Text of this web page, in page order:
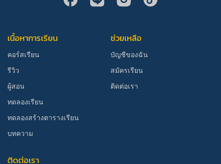
เนื้อหาการเรียน
คอร์สเรียน
รีวิว
ผู้สอน
ทดลองเรียน
ทดลองสร้างตารางเรียน
บทความ
ช่วยเหลือ
บัญชีของฉัน
สมัครเรียน
ติดต่อเรา
ติดต่อเรา